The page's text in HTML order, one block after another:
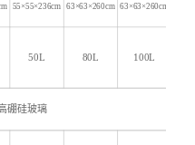
55×55×236cm 63×63 ×260cm 63×63 ×260cm
50L 80L 100L
硼硅玻璃